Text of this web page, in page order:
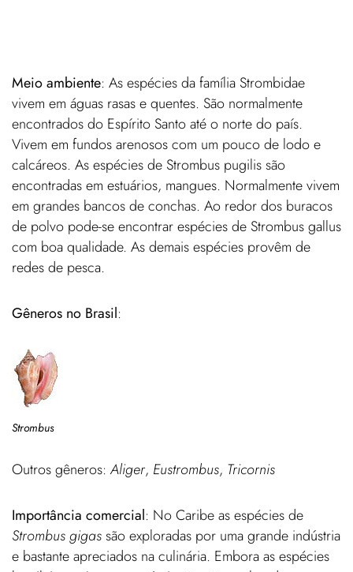
Meio ambiente: As espécies da família Strombidae
vivem em águas rasas e quentes. São normalmente
encontrados do Espírito Santo até o norte do país.
Vivem em fundos arenosos com um pouco de lodo e
calcáreos. As espécies de Strombus pugilis são
encontradas em estuários, mangues. Normalmente vivem
em grandes bancos de conchas. Ao redor dos buracos
de polvo pode-se encontrar espécies de Strombus gallus
com boa qualidade. As demais espécies provêm de
redes de pesca.
Gêneros no Brasil:
Strombus
Outros gêneros:Aliger, Eustrombus, Tricornis
Importância comercial: No Caribe as espécies de
Strombus gigassão exploradas por uma grande indústria
e bastante apreciados na culinária. Embora as espécies